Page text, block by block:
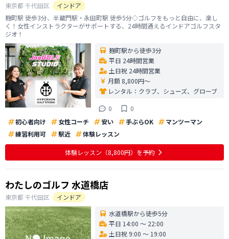
東京都 千代田区
インドア
麹町駅 徒歩3分、半蔵門駅・永田町駅 徒歩5分◇ゴルフをもっと自由に、楽し
く！女性インストラクターがサポートする、24時間通えるインドアゴルフスタ
ジオ！
麹町駅から徒歩3分
平日 24時間営業
土日祝 24時間営業
月額 8,800円〜
レンタル： クラブ、シューズ、グローブ
0
0
初心者向け
女性コーチ 安い 手ぶらOK
マンツーマン
練習利用可
駅近 体験レッスン
体験レッスン （8,800円） を予約
わたしのゴルフ 水道橋店
東京都 千代田区
インドア
水道橋駅から徒歩5分
平日 14:00 〜 22:00
土日祝 9:00 〜 19:00